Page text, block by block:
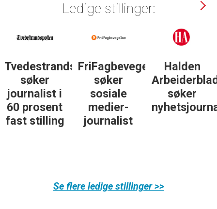
Ledige stillinger:
Tvedestrandsposten
søker
journalist i
60 prosent
fast stilling
FriFagbevegelse
søker
sosiale
medier-
journalist
Halden
søker
Se flere ledige stillinger >>